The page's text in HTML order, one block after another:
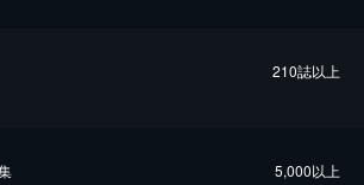
210誌以上
5,000以上